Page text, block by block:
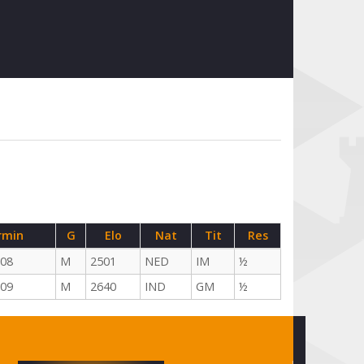
G Elo Nat Tit
Res
M 2501 NED IM
½
M 2640 IND GM ½